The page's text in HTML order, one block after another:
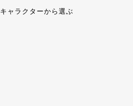
キャラクターから選ぶ